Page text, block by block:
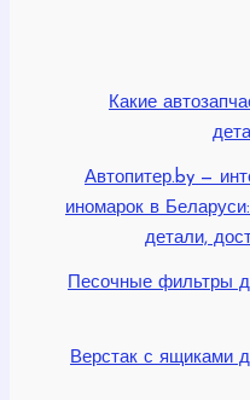
Какие
Автопитер.by —
иномарок в
детали,
Песочные фильтры
Верстак с ящиками